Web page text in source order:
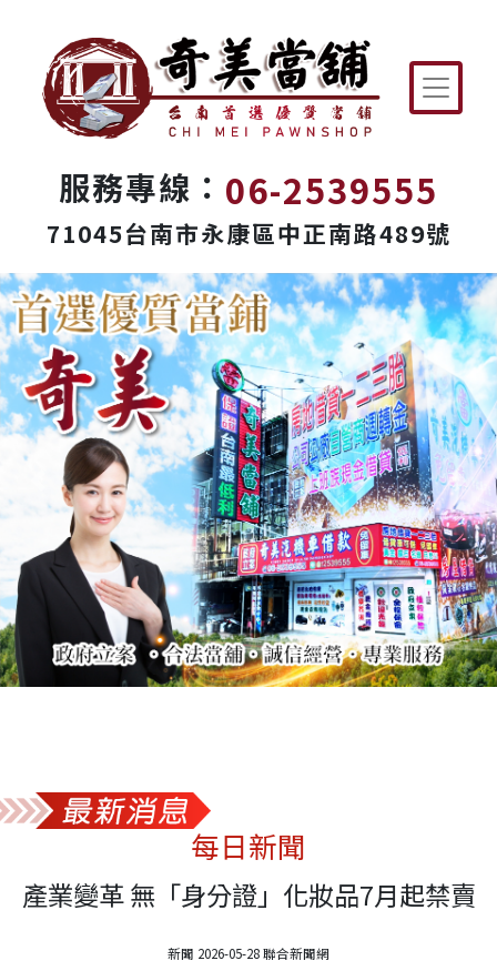
服務專線： 06-2539555
71045台南市永康區中正南路489號
Previous Next
每日新聞
產業變革 無「身分證」化妝品7月起禁賣
新聞 2026-05-28 聯合新聞網